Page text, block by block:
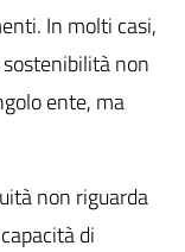
In molti casi,
non
ente, ma
non riguarda
di